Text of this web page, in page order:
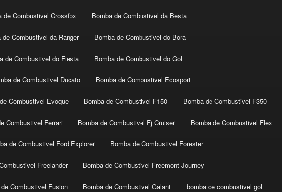
de Combustivel Crossfox Bomba de Combustivel da Besta
de Combustivel da Ranger Bomba de Combustivel do Bora
de Combustivel do Fiesta Bomba de Combustivel do Gol
de Combustivel Ducato Bomba de Combustivel Ecosport
Combustivel Evoque Bomba de Combustivel F150 Bomba de Combustivel F350
Combustivel Ferrari Bomba de Combustivel Fj Cruiser Bomba de Combustivel Flex
de Combustivel Ford Explorer Bomba de Combustivel Forester
Freelander Bomba de Combustivel Freemont Journey
Combustivel Fusion Bomba de Combustivel Galant bomba de combustivel gol